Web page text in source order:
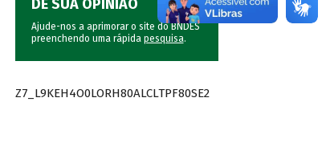
DÊ SUA OPINIÃO
Ajude-nos a aprimorar o site do BNDES
preenchendo uma rápida pesquisa.
Z7_L9KEH4O0LORH80ALCLTPF80SE2